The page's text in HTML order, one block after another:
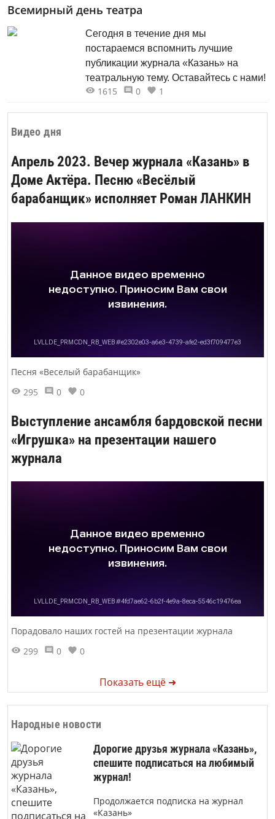
Видео дня
Апрель 2023. Вечер журнала «Казань» в
Доме Актёра. Песню «Весёлый
барабанщик» исполняет Роман ЛАНКИН
Песня «Веселый барабанщик»
295
0 0
Выступление ансамбля бардовской песни
«Игрушка» на презентации нашего
журнала
Порадовало наших гостей на презентации журнала
299
0 0
Показать ещё ➜
Народные новости
Дорогие друзья журнала «Казань»,
спешите подписаться на любимый
журнал!
Продолжается подписка на журнал
«Казань»
Всемирный день театра
Сегодня в течение дня мы
постараемся вспомнить лучшие
публикации журнала «Казань» на
театральную тему. Оставайтесь с нами!
1615 0 1